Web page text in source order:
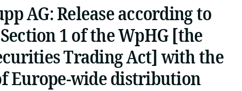
AG: Release according to
1 of the WpHG [the
Trading Act] with the
Europe-wide distribution